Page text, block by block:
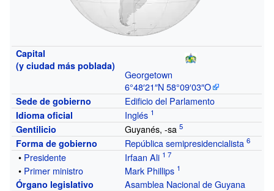
Capital
(y ciudad más poblada)
Georgetown
6°48′21″N58°09′03″O
Sede de gobierno Edificio del Parlamento
Idioma oficial Inglés
Gentilicio Guyanés, -sa
Forma de gobierno República semipresidencialista
• Presidente
Irfaan Ali
• Primer ministro Mark Phillips
Órgano legislativo Asamblea Nacional de Guyana